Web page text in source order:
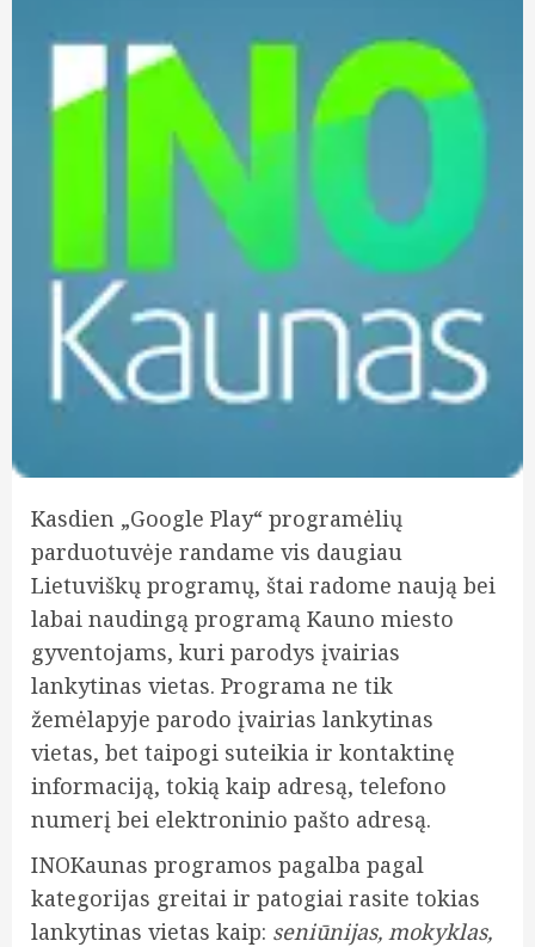
Kasdien „Google Play“ programėlių
parduotuvėje randame vis daugiau
Lietuviškų programų, štai radome naują bei
labai naudingą programą Kauno miesto
gyventojams, kuri parodys įvairias
lankytinas vietas. Programa ne tik
žemėlapyje parodo įvairias lankytinas
vietas, bet taipogi suteikia ir kontaktinę
informaciją, tokią kaip adresą, telefono
numerį bei elektroninio pašto adresą.
INOKaunas programos pagalba pagal
kategorijas greitai ir patogiai rasite tokias
lankytinas vietas kaip: seniūnijas, mokyklas,